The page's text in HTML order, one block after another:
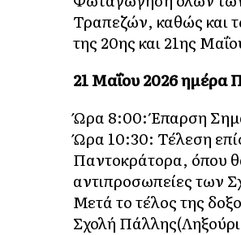
Τραπεζών, καθώς και
της 20ης και 21ης
21 Μαΐου 2026 ημέρα
Ώρα 8:00: Έπαρση
Ώρα 10:30: Τέλεση
Παντοκράτορα, όπου
αντιπροσωπείες των
Μετά το τέλος της
Σχολή